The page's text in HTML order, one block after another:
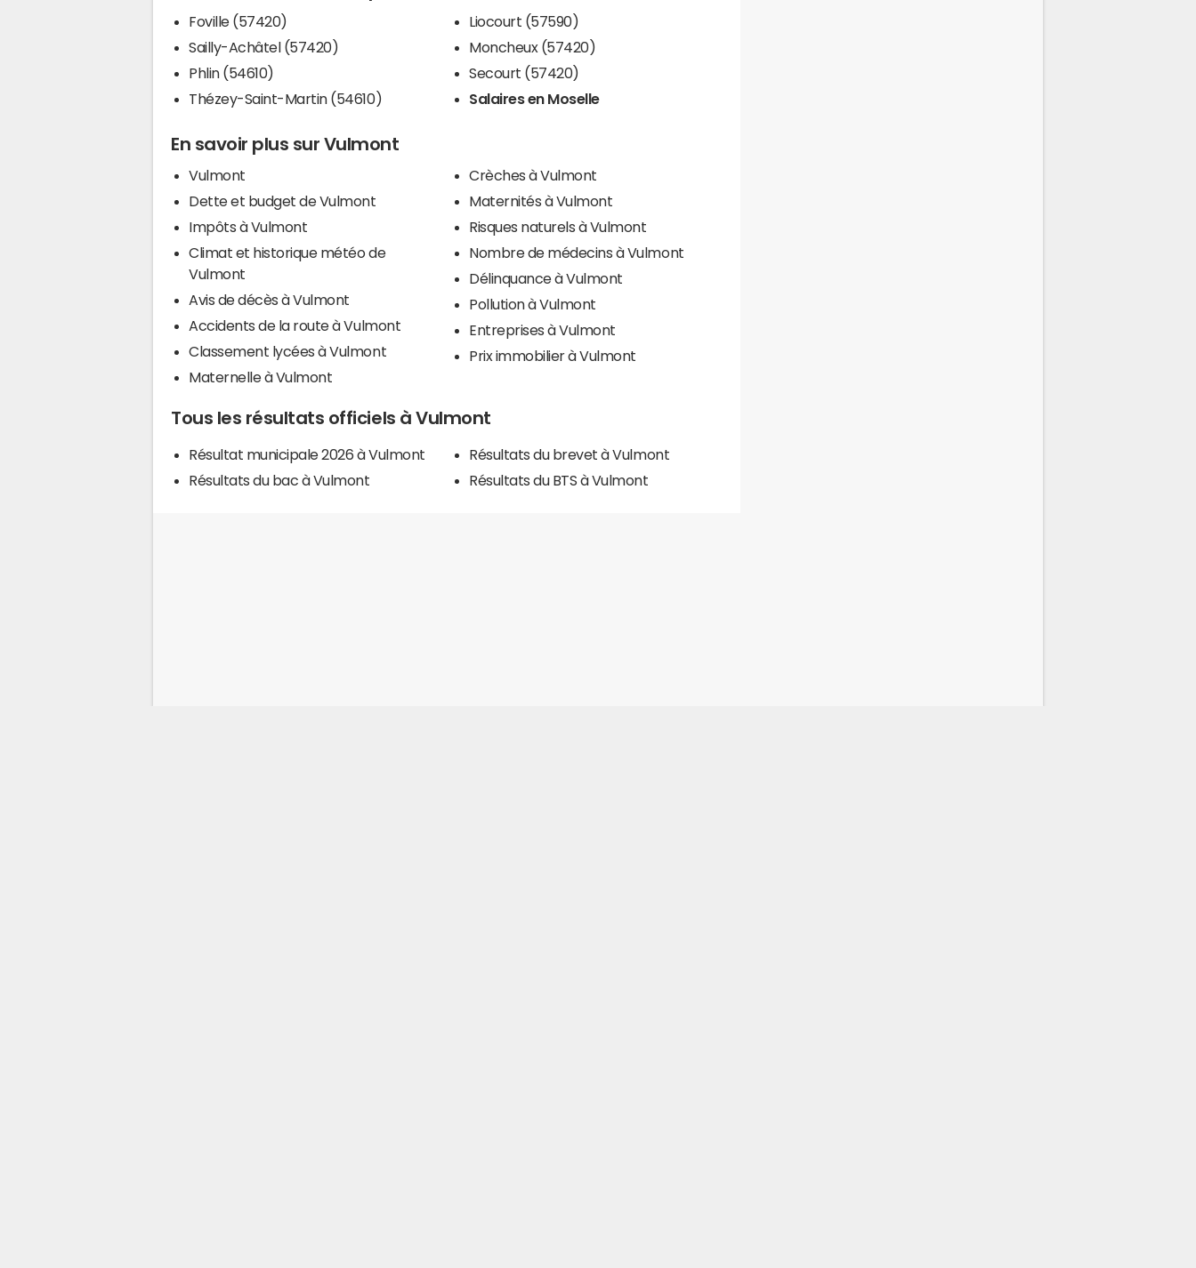
Foville (57420)
Sailly-Achâtel (57420)
Phlin (54610)
Thézey-Saint-Martin (54610)
Liocourt (57590)
Moncheux (57420)
Secourt (57420)
Salaires en Moselle
En savoir plus sur Vulmont
Vulmont
Dette et budget de Vulmont
Impôts à Vulmont
Climat et historique météo de
Vulmont
Avis de décès à Vulmont
Accidents de la route à Vulmont
Classement lycées à Vulmont
Maternelle à Vulmont
Crèches à Vulmont
Maternités à Vulmont
Risques naturels à Vulmont
Nombre de médecins à Vulmont
Délinquance à Vulmont
Pollution à Vulmont
Entreprises à Vulmont
Prix immobilier à Vulmont
Tous les résultats officiels à Vulmont
Résultat municipale 2026 à Vulmont
Résultats du bac à Vulmont
Résultats du brevet à Vulmont
Résultats du BTS à Vulmont